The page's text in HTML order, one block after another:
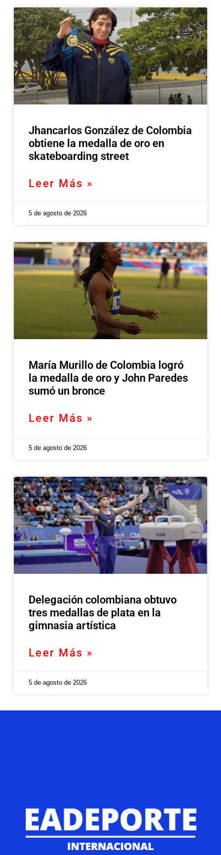
Jhancarlos González de Colombia
obtiene la medalla de oro en
skateboarding street
Leer Más »
5 de agosto de 2026
María Murillo de Colombia logró
la medalla de oro y John Paredes
sumó un bronce
Leer Más »
5 de agosto de 2026
Delegación colombiana obtuvo
tres medallas de plata en la
gimnasia artística
Leer Más »
5 de agosto de 2026